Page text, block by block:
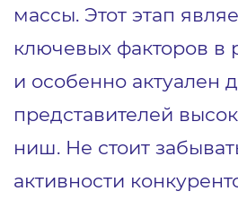
массы. Этот этап
ключевых факторов в
и особенно актуален
представителей
ниш. Не стоит
активности